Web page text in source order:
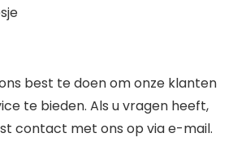
best te doen om onze klanten
te bieden. Als u vragen heeft,
contact met ons op via e-mail.